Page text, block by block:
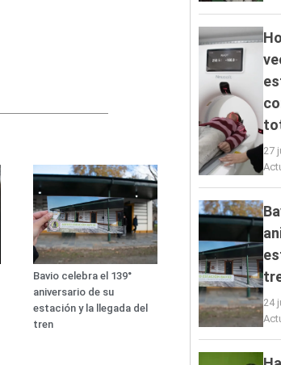
Bavio celebra el 139°
aniversario de su
estación y la llegada del
tren
27
24